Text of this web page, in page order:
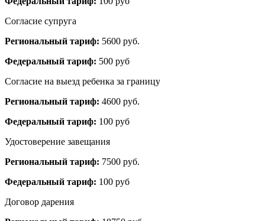
Согласие супруга
Региональный тариф: 5600 руб.
Федеральный тариф: 500 руб
Согласие на выезд ребенка за границу
Региональный тариф: 4600 руб.
Федеральный тариф: 100 руб
Удостоверение завещания
Региональный тариф: 7500 руб.
Федеральный тариф: 100 руб
Договор дарения